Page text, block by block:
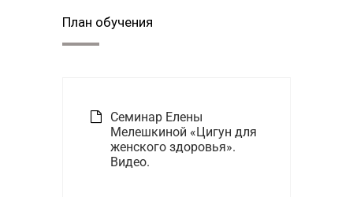
План обучения
Семинар Елены
Мелешкиной «Цигун для
женского здоровья».
Видео.